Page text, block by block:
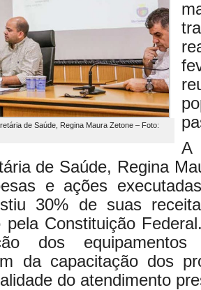
de Saúde, Regina Maura Zetone – Foto:
A
de Saúde, Regina
e ações
30% de suas
pela Constituição
dos
da capacitação dos
do atendimento